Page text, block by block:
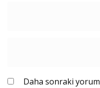
Daha sonraki